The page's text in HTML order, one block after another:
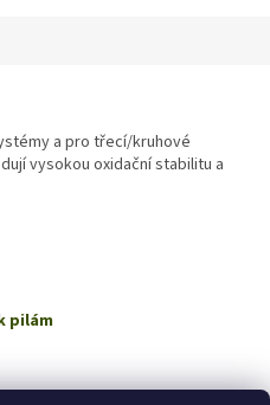
a pro třecí/kruhové
vysokou oxidační stabilitu a
pilám